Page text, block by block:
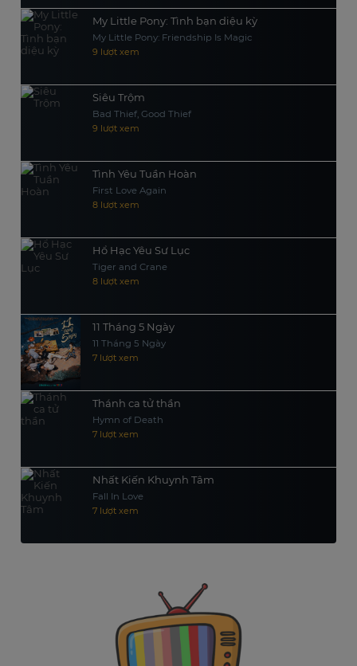
My Little Pony: Tình bạn diệu kỳ
My Little Pony: Friendship Is Magic
9 lượt xem
Siêu Trộm
Bad Thief, Good Thief
9 lượt xem
Tình Yêu Tuần Hoàn
First Love Again
8 lượt xem
Hổ Hạc Yêu Sư Lục
Tiger and Crane
8 lượt xem
11 Tháng 5 Ngày
11 Tháng 5 Ngày
7 lượt xem
Thánh ca tử thần
Hymn of Death
7 lượt xem
Nhất Kiến Khuynh Tâm
Fall In Love
7 lượt xem